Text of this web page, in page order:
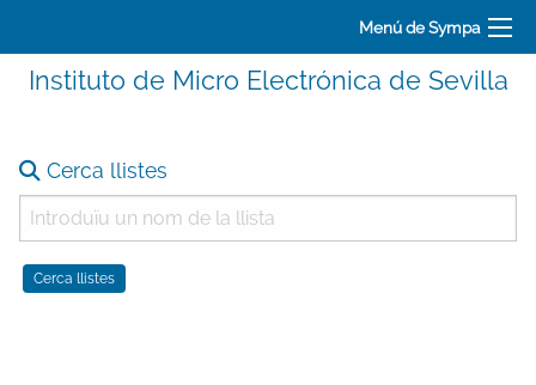
Menú de Sympa
Instituto de Micro Electrónica de Sevilla
Cerca llistes